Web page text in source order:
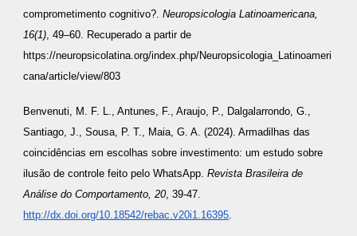
comprometimento cognitivo?.Neuropsicologia Latinoamericana,
16(1), 49–60. Recuperado a partir de
https://neuropsicolatina.org/index.php/Neuropsicologia_Latinoameri
cana/article/view/803
Benvenuti, M. F. L., Antunes, F., Araujo, P., Dalgalarrondo, G.,
Santiago, J., Sousa, P. T., Maia, G. A. (2024). Armadilhas das
coincidências em escolhas sobre investimento: um estudo sobre
ilusão de controle feito pelo WhatsApp. Revista Brasileira de
Análise do Comportamento, 20, 39-47.
http://dx.doi.org/10.18542/rebac.v20i1.16395.